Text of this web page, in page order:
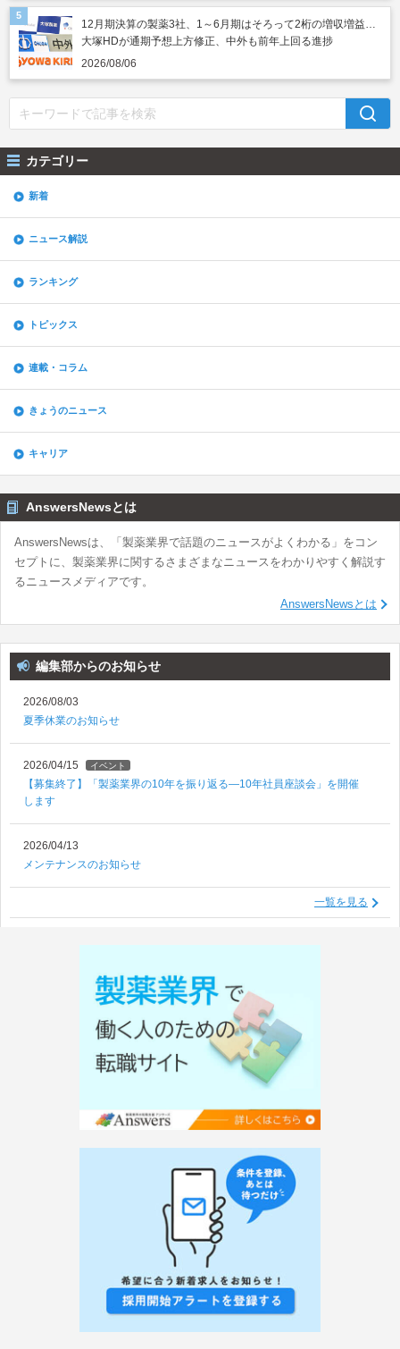
12月期決算の製薬3社、1～6月期はそろって2桁の増収増益…
大塚HDが通期予想上方修正、中外も前年上回る進捗
2026/08/06
カテゴリー
新着
ニュース解説
ランキング
トピックス
連載・コラム
きょうのニュース
キャリア
AnswersNewsとは
AnswersNewsは、「製薬業界で話題のニュースがよくわかる」をコン
セプトに、製薬業界に関するさまざまなニュースをわかりやすく解説す
るニュースメディアです。
AnswersNewsとは
編集部からのお知らせ
2026/08/03
夏季休業のお知らせ
2026/04/15 イベント
【募集終了】「製薬業界の10年を振り返る―10年社員座談会」を開催
します
2026/04/13
メンテナンスのお知らせ
一覧を見る